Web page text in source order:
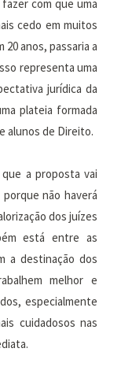
com que uma
cedo em muitos
20 anos, passaria a
representa uma
jurídica da
plateia formada
alunos de Direito.
a proposta vai
não haverá
dos juízes
está entre as
a destinação dos
melhor e
especialmente
cuidadosos nas